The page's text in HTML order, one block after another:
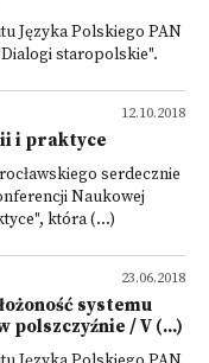
Języka Polskiego PAN
staropolskie".
12.10.2018
i praktyce
serdecznie
Naukowej
która (...)
23.06.2018
systemu
polszczyźnie / V (...)